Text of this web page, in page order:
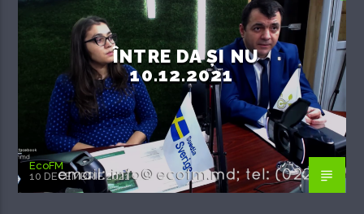
ÎNTRE DA ȘI NU
10.12.2021
EcoFM
10 DECEMBRIE 2021